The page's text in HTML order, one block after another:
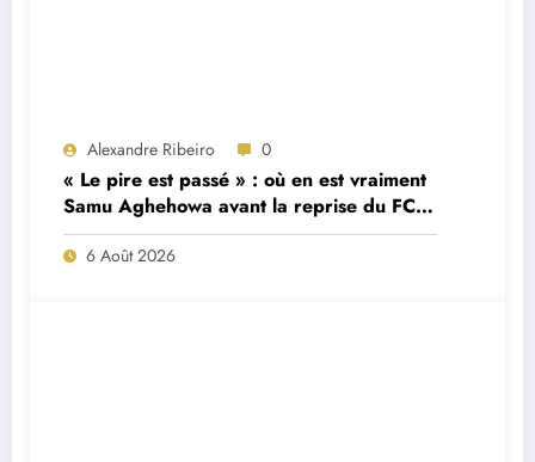
Alexandre Ribeiro 0
« Le pire est passé » : où en est vraiment
Samu Aghehowa avant la reprise du FC
Porto ?
6 Août 2026